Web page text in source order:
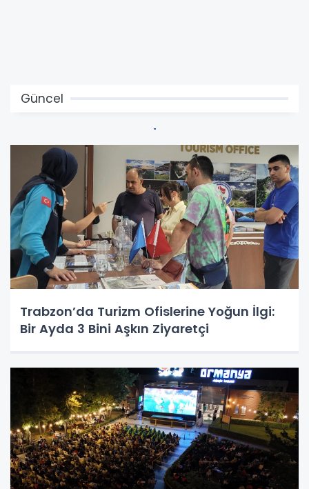
Güncel
Trabzon’da Turizm Ofislerine Yoğun İlgi:
Bir Ayda 3 Bini Aşkın Ziyaretçi